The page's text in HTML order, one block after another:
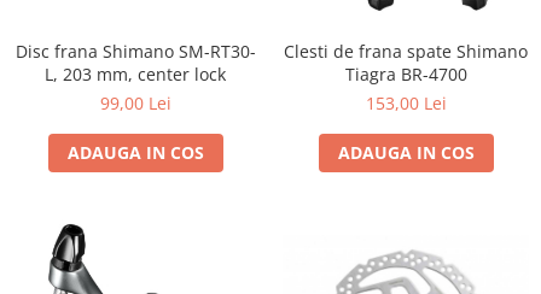
Disc frana Shimano SM-RT30-
L, 203 mm, center lock
99,00 Lei
ADAUGA IN COS
Clesti de frana spate Shimano
Tiagra BR-4700
153,00 Lei
ADAUGA IN COS